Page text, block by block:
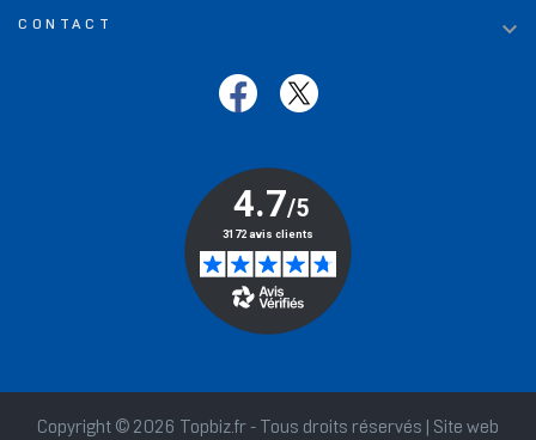
CONTACT 
Copyright © 2026 Topbiz.fr - Tous droits réservés | Site web